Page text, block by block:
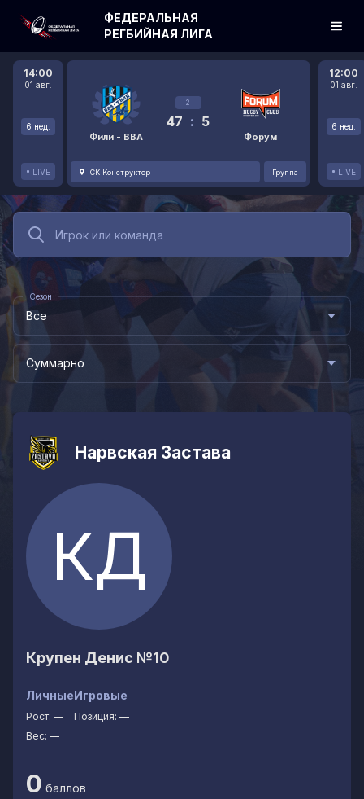
14:00
01 авг.
6 нед.
LIVE
Фили - ВВА
2
47 : 5
Форум
СК Конструктор Группа
12:00
01 авг.
6 нед.
LIVE
ФЕДЕРАЛЬНАЯ
РЕГБИЙНАЯ ЛИГА
Все
Сезон
Суммарно
Нарвская Застава
КД
Крупен Денис №10
Личные
Рост: —
Вес: —
Игровые
Позиция: —
0 баллов